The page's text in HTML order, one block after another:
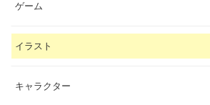
ゲーム
イラスト
キャラクター